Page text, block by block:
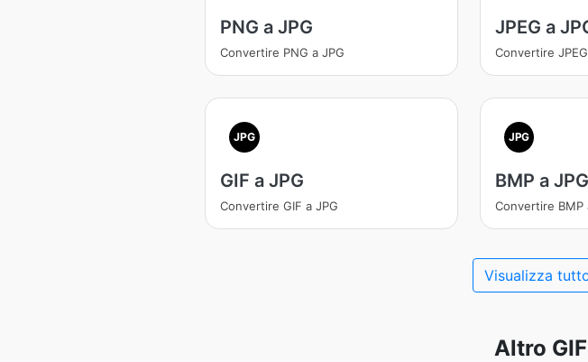
PNG a JPG
Convertire PNG a JPG
JPEG a
Convertire
JPG
GIF a JPG
Convertire GIF a JPG
JPG
BMP a JPG
Convertire BMP
Visualizza
Altro